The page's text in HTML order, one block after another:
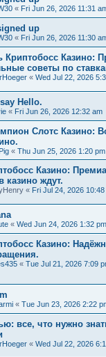
« Fri Jun 26, 2026 11:31
up
« Fri Jun 26, 2026 11:30
Криптобосс Казино:
советы по
« Wed Jul 22, 2026
Hello.
« Fri Jun 26, 2026 12:32 am
Слотс Казино:
« Thu Jun 25, 2026 1:20 pm
Казино:
казино ждут.
« Fri Jul 24, 2026 10:48
« Wed Jun 24, 2026 1:32 pm
Казино:
« Tue Jul 21, 2026 7:09
« Tue Jun 23, 2026 2:22
все, что нужно
« Wed Jul 22, 2026